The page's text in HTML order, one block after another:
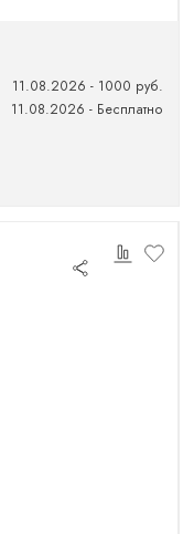
11.08.2026 - 1000 руб.
11.08.2026 - Бесплатно